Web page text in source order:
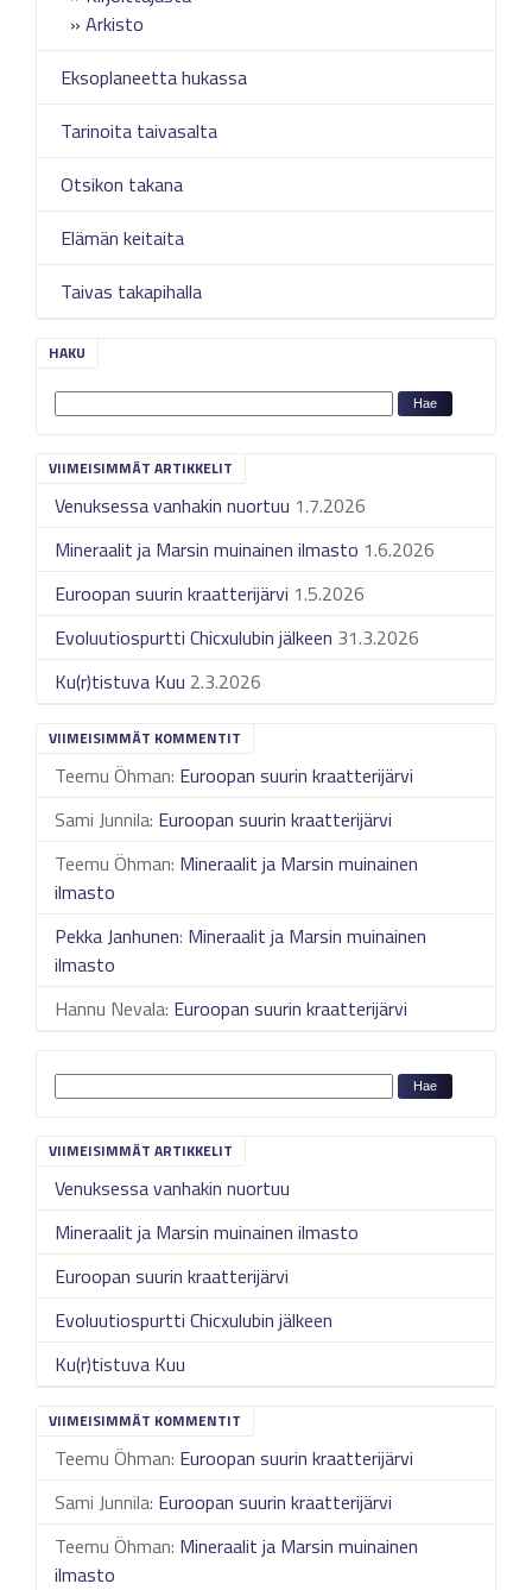
Arkisto
Eksoplaneetta hukassa
Tarinoita taivasalta
Otsikon takana
Elämän keitaita
Taivas takapihalla
HAKU
VIIMEISIMMÄT ARTIKKELIT
Venuksessa vanhakin nuortuu 1.7.2026
Mineraalit ja Marsin muinainen ilmasto 1.6.2026
Euroopan suurin kraatterijärvi 1.5.2026
Evoluutiospurtti Chicxulubin jälkeen 31.3.2026
Ku(r)tistuva Kuu 2.3.2026
VIIMEISIMMÄT KOMMENTIT
Teemu Öhman: Euroopan suurin kraatterijärvi
Sami Junnila: Euroopan suurin kraatterijärvi
Teemu Öhman: Mineraalit ja Marsin muinainen
ilmasto
Pekka Janhunen: Mineraalit ja Marsin muinainen
ilmasto
Hannu Nevala: Euroopan suurin kraatterijärvi
VIIMEISIMMÄT ARTIKKELIT
Venuksessa vanhakin nuortuu
Mineraalit ja Marsin muinainen ilmasto
Euroopan suurin kraatterijärvi
Evoluutiospurtti Chicxulubin jälkeen
Ku(r)tistuva Kuu
VIIMEISIMMÄT KOMMENTIT
Teemu Öhman: Euroopan suurin kraatterijärvi
Sami Junnila: Euroopan suurin kraatterijärvi
Teemu Öhman: Mineraalit ja Marsin muinainen
ilmasto